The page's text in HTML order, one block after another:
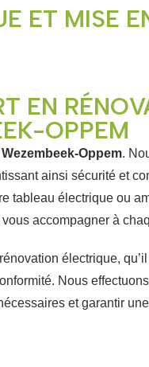
ET MISE
EN
OPPEM
Wezembeek-Oppem.
ainsi sécurité et
tableau électrique ou
accompagner à
électrique,
Nous
et garantir